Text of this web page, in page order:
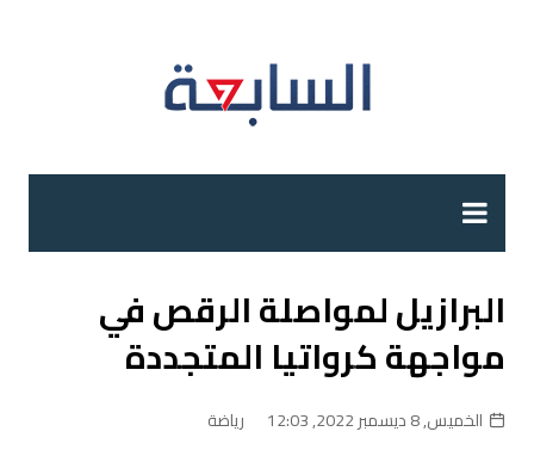
البرازيل لمواصلة الرقص في
مواجهة كرواتيا المتجددة
الخميس, 8 ديسمبر 2022, 12:03 رياضة